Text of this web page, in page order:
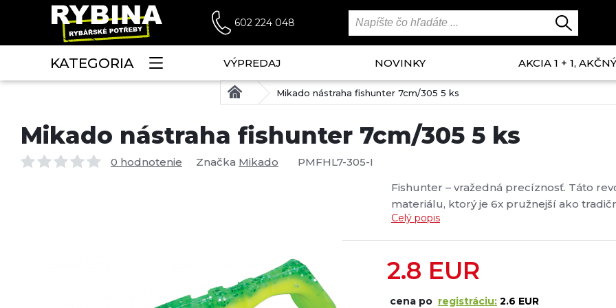
602 224 048
KATEGORIA VÝPREDAJ NOVINKY AKCIA 1 + 1,
Mikado nástraha fishunter 7cm/305 5 ks
Mikado nástraha fishunter 7cm/305 5 ks
0 hodnotenie Značka Mikado
PMFHL7-305-I
Fishunter – vražedná precíznosť. Táto
materiálu, ktorý je 6x pružnejší ako
čím generuje dodatočné zvuky a
Celý popis
2.8 EUR
cena po registráciu: 2.6 EUR